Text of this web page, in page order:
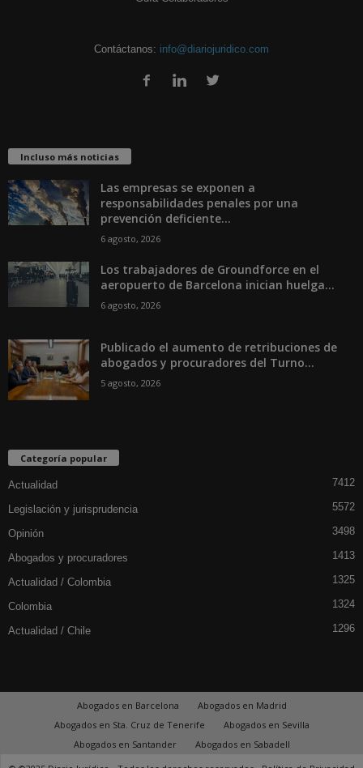
Contáctanos: info@diariojuridico.com
Incluso más noticias
Las empresas se exponen a
responsabilidades penales por una
prevención deficiente...
6 agosto, 2026
Los trabajadores de Groundforce en el
aeropuerto de Barcelona inician huelga...
6 agosto, 2026
Publicado el aumento de retribuciones de
abogados y procuradores del Turno...
5 agosto, 2026
Categoría popular
Actualidad 7412
Legislación y jurisprudencia 5572
Opinión 3498
Abogados y procuradores 1413
Actualidad / Colombia 1325
Colombia 1324
Actualidad / Chile 1296
Abogados en Barcelona
Abogados en Madrid
Abogados en Sta. Cruz de Tenerife
Abogados en Sevilla
Abogados en Santander
Abogados en Sabadell